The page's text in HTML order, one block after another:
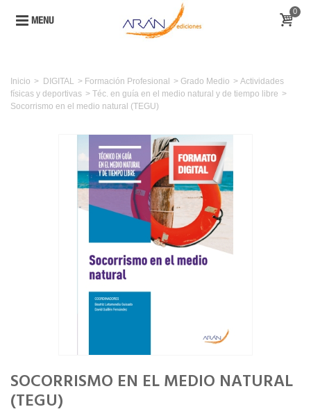
MENU
0
Inicio > DIGITAL > Formación Profesional > Grado Medio > Actividades
físicas y deportivas > Téc. en guía en el medio natural y de tiempo libre >
Socorrismo en el medio natural (TEGU)
SOCORRISMO EN EL MEDIO NATURAL
(TEGU)